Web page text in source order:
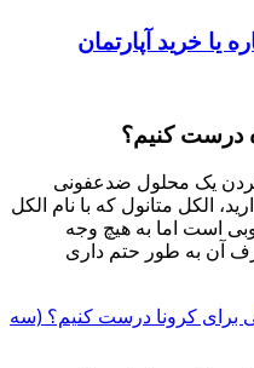
یا خرید آپارتمان
درست کنیم؟
کردن یک محلول ضدعفونی
الکل متانول که با نام الکل
است اما به هیچ وجه
آن به طور حتم داری